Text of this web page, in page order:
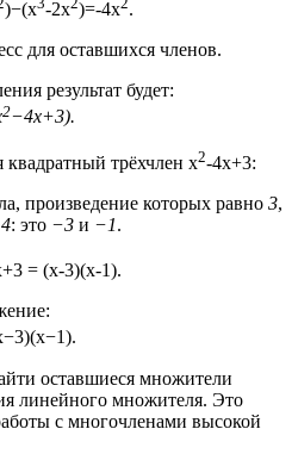
)−(x -2x )=-4x .
для оставшихся членов.
результат будет:
2−4x+3).
трёхчлен x2-4x+3:
произведение которых равно 3,
: это −3 и −1.
= (x-3)(x-1).
оставшиеся множители
линейного множителя. Это
с многочленами высокой